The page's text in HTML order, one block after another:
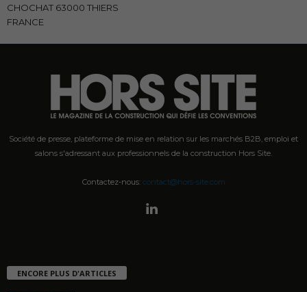
CHOCHAT 63000 THIERS
FRANCE
Société de presse, plateforme de mise en relation sur les marchés B2B, emploi et
salons s'adressant aux professionnels de la construction Hors Site.
Contactez-nous: contact@hors-site.com
ENCORE PLUS D'ARTICLES